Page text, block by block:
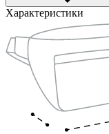
Характеристики